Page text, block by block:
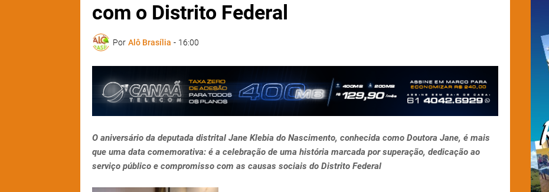
com o Distrito Federal
Por Alô Brasília - 16:00
O aniversário da deputada distrital Jane Klebia do Nascimento, conhecida como Doutora Jane, é mais
que uma data comemorativa: é a celebração de uma história marcada por superação, dedicação ao
serviço público e compromisso com as causas sociais do Distrito Federal